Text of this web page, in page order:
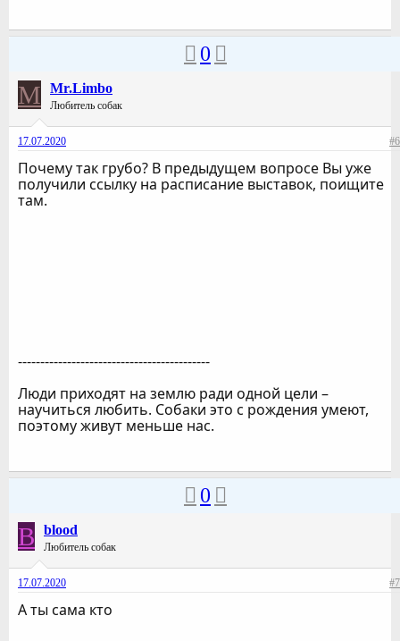
0
M Mr.Limbo
Любитель собак
17.07.2020 #6
Почему так грубо? В предыдущем вопросе Вы уже
получили ссылку на расписание выставок, поищите
там.
-------------------------------------------
Люди приходят на землю ради одной цели –
научиться любить. Собаки это с рождения умеют,
поэтому живут меньше нас.
0
B blood
Любитель собак
17.07.2020 #7
А ты сама кто